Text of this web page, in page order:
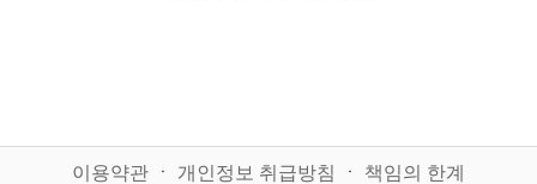
이용약관 ㆍ 개인정보 취급방침 ㆍ 책임의 한계